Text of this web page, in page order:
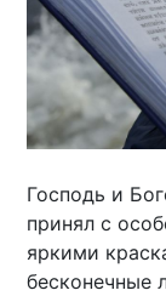
Господь и
принял с
яркими
бесконечные